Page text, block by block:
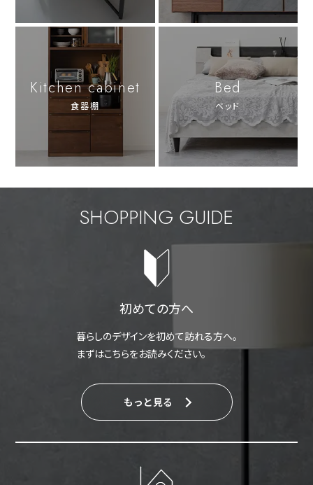
Kitchen cabinet
食器棚
Bed
ベッド
SHOPPING GUIDE
初めての方へ
暮らしのデザインを初めて訪れる方へ。
まずはこちらをお読みください。
もっと見る